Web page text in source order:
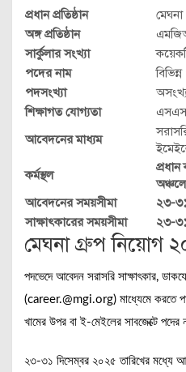
প্রধান প্রতিষ্ঠান
অঙ্গ প্রতিষ্ঠান
সার্কুলার সংখ্যা
পদের নাম
পদসংখ্যা
শিক্ষাগত যোগ্যতা
আবেদনের মাধ্যম
কর্মস্থল
প্রধান
অঞ্চলে
আবেদনের সময়সীমা
২৩-
সাক্ষাৎকারের সময়সীমা
২৩-
মেঘনা গ্রুপ নিয়োগ
পদভেদে আবেদন সরাসরি সাক্ষাৎকার,
(career.@mgi.org) মাধ্যেমে করতে
খামের উপর বা ই-মেইলের সাবজেক্টে
২৩-৩১ দিসেম্বর ২০২৫ তারিখের মধ্যে